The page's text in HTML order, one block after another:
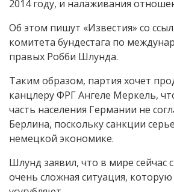
2014 году, и налаживания
Об этом пишут «Известия» со
комитета бундестага по
правых Робби Шлунда.
Таким образом, партия хочет
канцлеру ФРГ Ангеле Меркель,
часть населения Германии не
Берлина, поскольку санкции
немецкой экономике.
Шлунд заявил, что в мире сейчас
очень сложная ситуация,